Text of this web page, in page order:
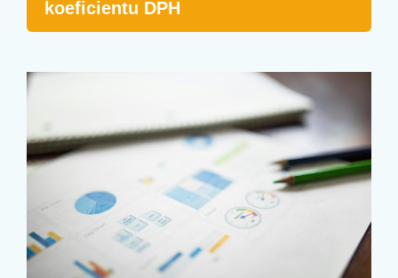
koeficientu DPH